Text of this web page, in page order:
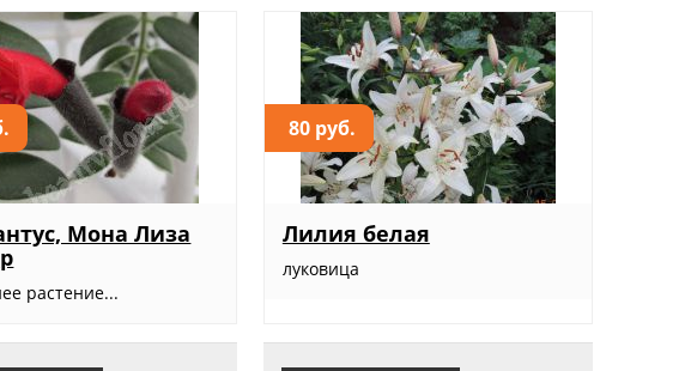
Мона Лиза
растение...
80 руб.
Лилия белая
луковица